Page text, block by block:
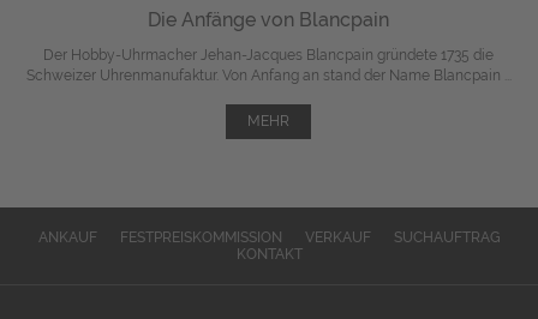
Die Anfänge von Blancpain
Der Hobby-Uhrmacher Jehan-Jacques Blancpain gründete 1735 die
Schweizer Uhrenmanufaktur. Von Anfang an stand der Name Blancpain ...
MEHR
ANKAUF FESTPREISKOMMISSION VERKAUF
SUCHAUFTRAG
KONTAKT